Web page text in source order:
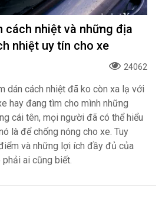
cách nhiệt và những địa
nhiệt uy tín cho xe
24062
dán cách nhiệt đã ko còn xa lạ với
hay đang tìm cho mình những
cái tên, mọi người đã có thể hiểu
là để chống nóng cho xe. Tuy
và những lợi ích đầy đủ của
ai cũng biết.